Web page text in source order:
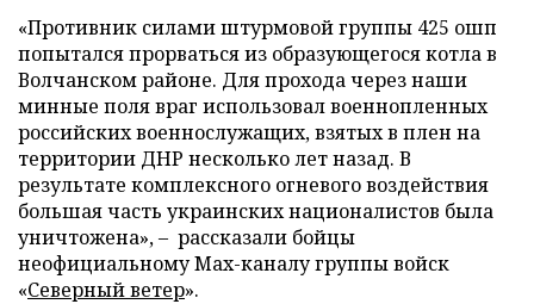
«Противник силами штурмовой группы 425 ошп
попытался прорваться из образующегося котла в
Волчанском районе. Для прохода через наши
минные поля враг использовал военнопленных
российских военнослужащих, взятых в плен на
территории ДНР несколько лет назад. В
результате комплексного огневого воздействия
большая часть украинских националистов была
уничтожена», – рассказали бойцы
неофициальному Max-каналу группы войск
«Северный ветер».